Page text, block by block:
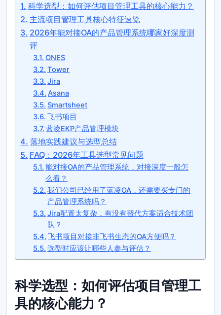
科学选型：如何评估项目管理工具的核心能力？
主流项目管理工具核心特征速览
2026年能对接OA的产品管理系统哪家好深度测
评
ONES
Tower
Jira
Asana
Smartsheet
飞书项目
蓝凌EKP产品管理模块
落地实践建议与选型总结
FAQ：2026年工具选型常见问题
能对接OA的产品管理系统，对接深度一般怎
么看？
我们公司已经用了蓝凌OA，还需要买专门的
产品管理系统吗？
Jira配置太复杂，有没有替代方案适合技术团
队？
飞书项目对接非飞书生态的OA方便吗？
选型时应该让哪些人参与评估？
科学选型：如何评估项目管理工
具的核心能力？